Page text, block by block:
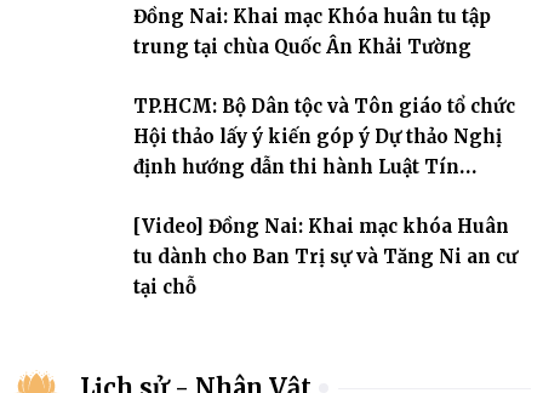
Đồng Nai: Khai mạc Khóa huân tu tập
trung tại chùa Quốc Ân Khải Tường
TP.HCM: Bộ Dân tộc và Tôn giáo tổ chức
Hội thảo lấy ý kiến góp ý Dự thảo Nghị
định hướng dẫn thi hành Luật Tín
[Video] Đồng Nai: Khai mạc khóa Huân
tu dành cho Ban Trị sự và Tăng Ni an cư
tại chỗ